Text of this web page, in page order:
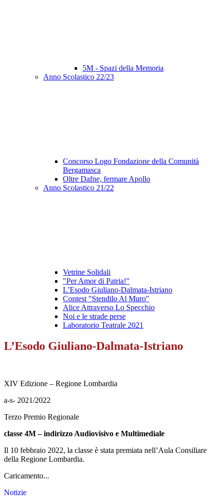
5M - Spazi della Memoria
Anno Scolastico 22/23
Concorso Logo Fondazione della Comunità
Bergamasca
Oltre Dafne, fermare Apollo
Anno Scolastico 21/22
Vetrine Solidali
"Per Amor di Patria!"
L’Esodo Giuliano-Dalmata-Istriano
Contest "Stendilo Al Muro"
Alice Attraverso Lo Specchio
Noi e le strade perse
Laboratorio Teatrale 2021
L’Esodo Giuliano-Dalmata-Istriano
XIV Edizione – Regione Lombardia
a-s- 2021/2022
Terzo Premio Regionale
classe 4M – indirizzo Audiovisivo e Multimediale
Il 10 febbraio 2022, la classe è stata premiata nell’Aula Consiliare
della Regione Lombardia.
Caricamento...
Notizie